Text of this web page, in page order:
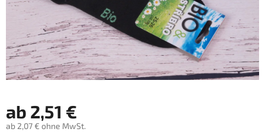
ab 2,51 €
ab 2,07 € ohne MwSt.